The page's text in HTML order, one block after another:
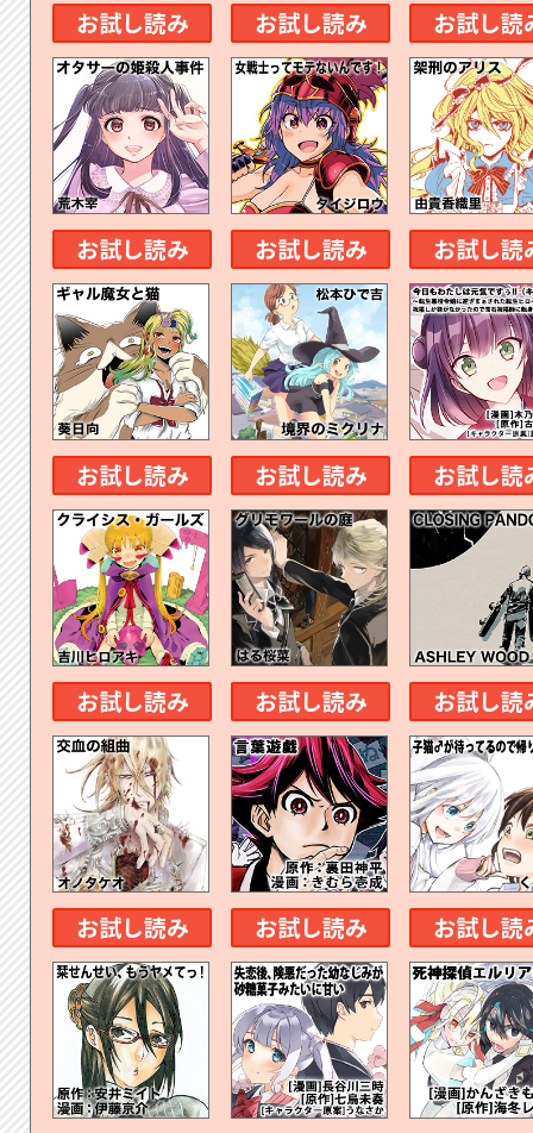
お試し読み お試し読み お試し読
お試し読み お試し読み お試し読
お試し読み お試し読み お試し読
お試し読み お試し読み お試し読
お試し読み お試し読み お試し読